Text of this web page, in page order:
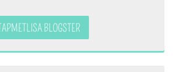
BLOGSTER